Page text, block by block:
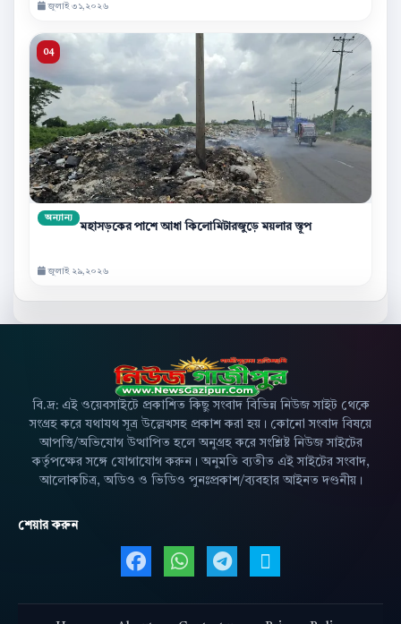
জুলাই ৩১,২০২৬
অন্যান্য
মহাসড়কের পাশে আধা কিলোমিটারজুড়ে ময়লার স্তূপ
জুলাই ২৯,২০২৬
বি.দ্র: এই ওয়েবসাইটে প্রকাশিত কিছু সংবাদ বিভিন্ন নিউজ সাইট থেকে
সংগ্রহ করে যথাযথ সূত্র উল্লেখসহ প্রকাশ করা হয়। কোনো সংবাদ বিষয়ে
আপত্তি/অভিযোগ উত্থাপিত হলে অনুগ্রহ করে সংশ্লিষ্ট নিউজ সাইটের
কর্তৃপক্ষের সঙ্গে যোগাযোগ করুন। অনুমতি ব্যতীত এই সাইটের সংবাদ,
আলোকচিত্র, অডিও ও ভিডিও পুনঃপ্রকাশ/ব্যবহার আইনত দণ্ডনীয়।
শেয়ার করুন
Facebook এ শেয়ার করুন
WhatsApp এ শেয়ার করুন
Telegram এ শেয়ার